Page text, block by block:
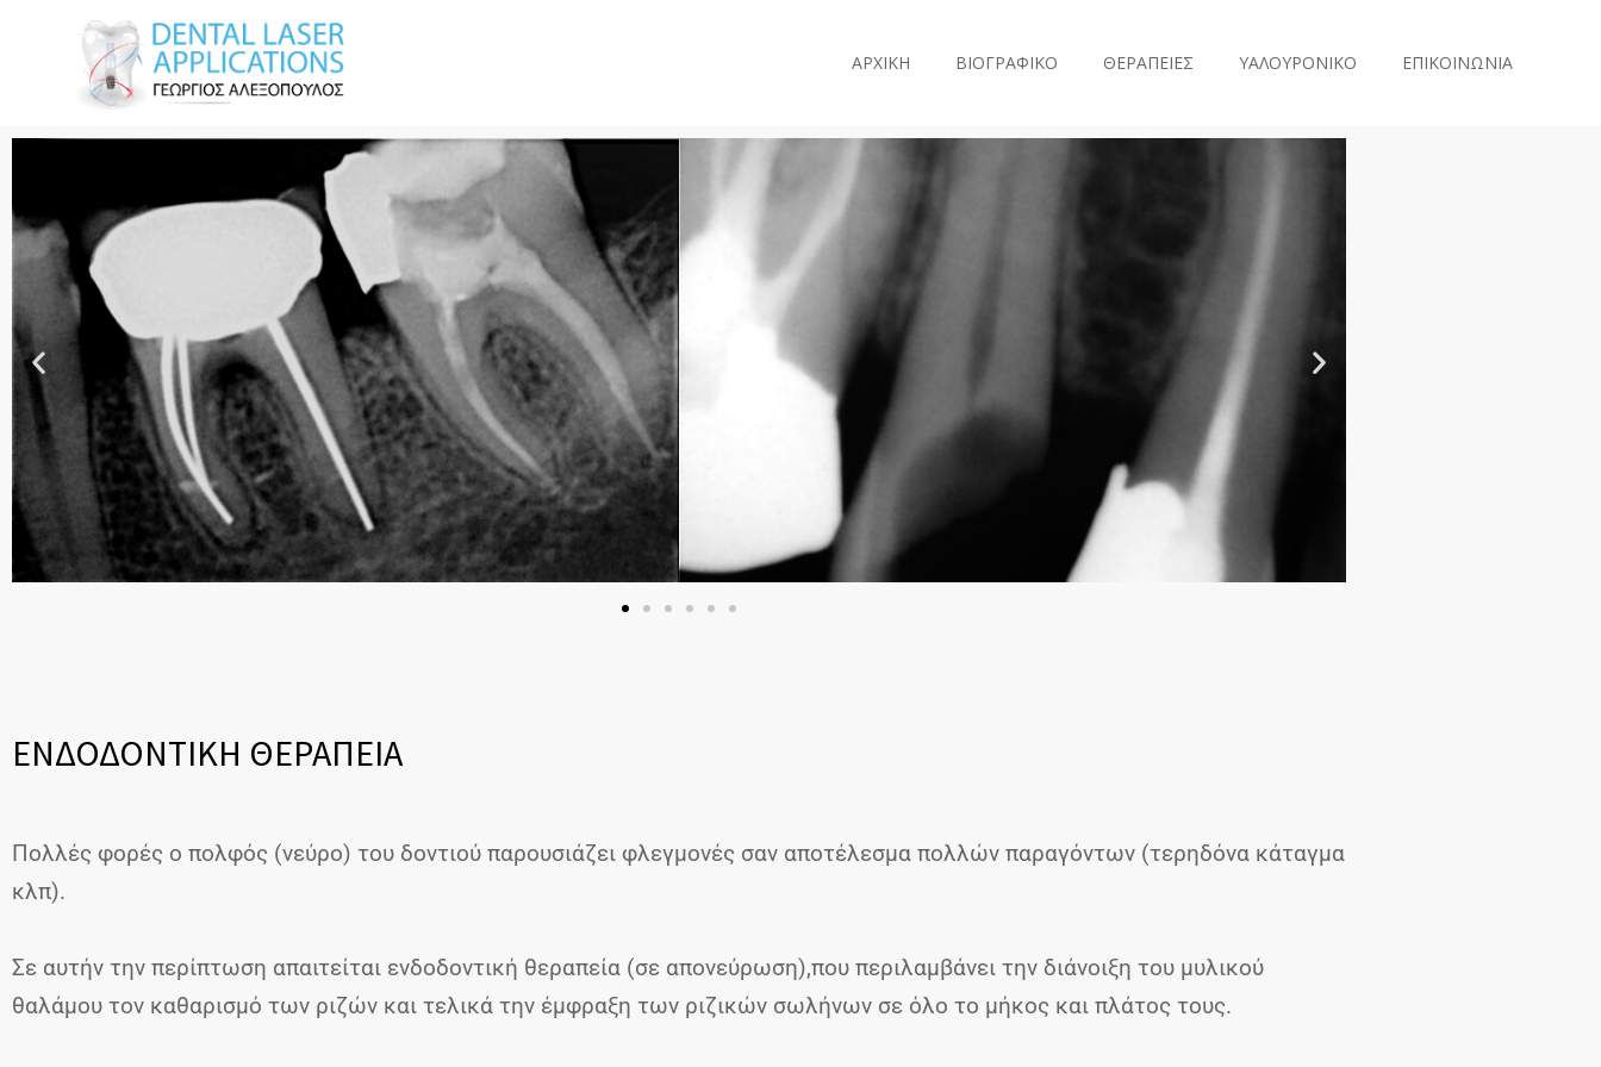
ΑΡΧΙΚΗ ΒΙΟΓΡΑΦΙΚΟ ΘΕΡΑΠΕΙΕΣ ΥΑΛΟΥΡΟΝΙΚΟ ΕΠΙΚΟΙΝΩΝΙΑ
ΕΝΔΟΔΟΝΤΙΚΗ ΘΕΡΑΠΕΙΑ
Πολλές φορές ο πολφός (νεύρο) του δοντιού παρουσιάζει φλεγμονές σαν αποτέλεσμα πολλών παραγόντων (τερηδόνα κάταγμα
κλπ).
Σε αυτήν την περίπτωση απαιτείται ενδοδοντική θεραπεία (σε απονεύρωση),που περιλαμβάνει την διάνοιξη του μυλικού
θαλάμου τον καθαρισμό των ριζών και τελικά την έμφραξη των ριζικών σωλήνων σε όλο το μήκος και πλάτος τους.